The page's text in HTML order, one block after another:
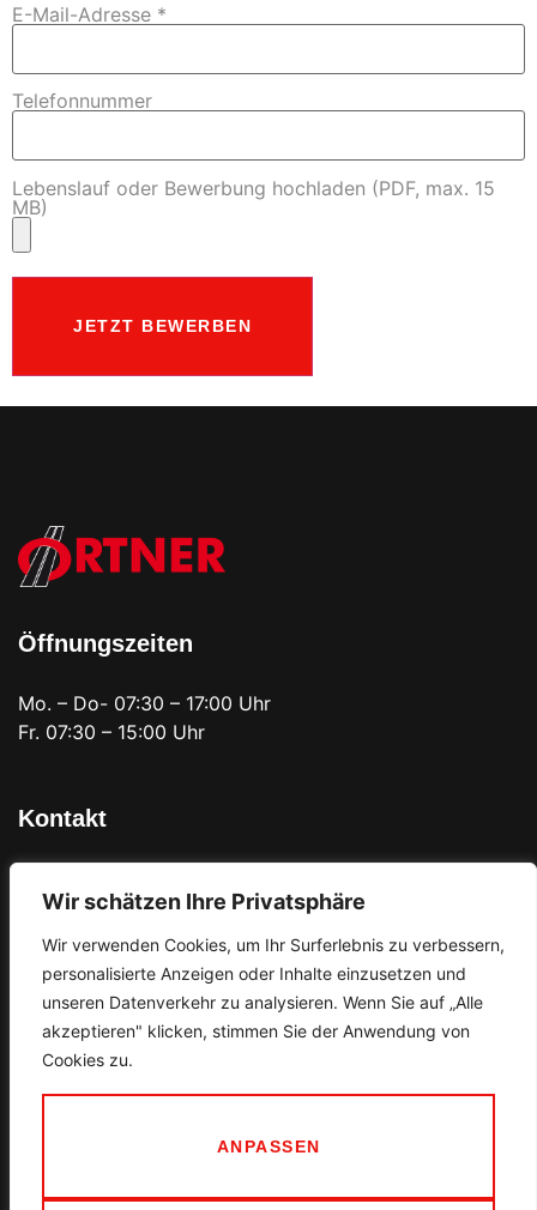
Wir schätzen Ihre Privatsphäre
Wir verwenden Cookies, um Ihr Surferlebnis zu verbessern,
personalisierte Anzeigen oder Inhalte einzusetzen und
unseren Datenverkehr zu analysieren. Wenn Sie auf „Alle
akzeptieren" klicken, stimmen Sie der Anwendung von
Cookies zu.
ANPASSEN
E-Mail-Adresse *
Telefonnummer
Lebenslauf oder Bewerbung hochladen (PDF, max. 15
MB)
Öffnungszeiten
Mo. – Do- 07:30 – 17:00 Uhr
Fr. 07:30 – 15:00 Uhr
Kontakt
An der Bahn 11
97618 Niederlauer
info@schilder-ortner.de
09771 / 61200